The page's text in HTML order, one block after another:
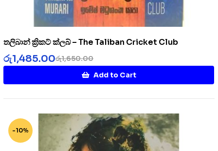
තලිබාන් ක්‍රිකට් ක්ලබ් – The Taliban Cricket Club
රු1,650.00
රු1,485.00
Add to Cart
-10%